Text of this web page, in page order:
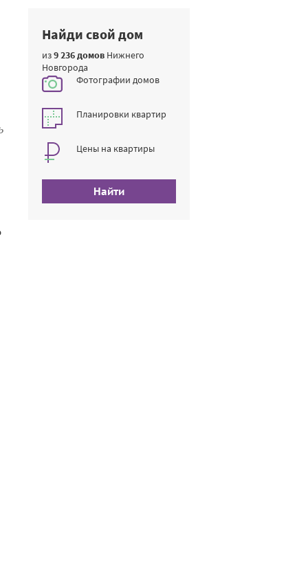
Найди свой дом
из9 236 домов Нижнего
Новгорода
Фотографии домов
Планировки квартир
Цены на квартиры
Найти